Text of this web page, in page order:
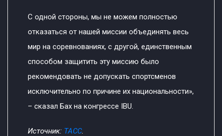
С одной стороны, мы не можем полностью
отказаться от нашей миссии объединять весь
мир на соревнованиях, с другой, единственным
способом защитить эту миссию было
рекомендовать не допускать спортсменов
исключительно по причине их национальности»,
– сказал Бах на конгрессе IBU.
Источник: ТАСС.